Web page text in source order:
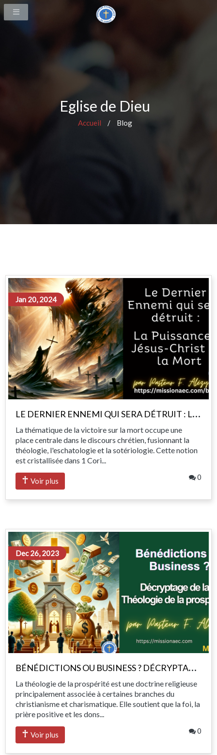
Eglise de Dieu
Accueil / Blog
L
E DERNIER ENNEMI QUI SERA DÉTRUIT : LA PUISSANCE DE JÉSUS-CHRIST SUR LA MORT
La thématique de la victoire sur la mort occupe une
place centrale dans le discours chrétien, fusionnant la
théologie, l'eschatologie et la sotériologie. Cette notion
est cristallisée dans 1 Cori...
Voir plus 0
Jan 20, 2024
B
ÉNÉDICTIONS OU BUSINESS ? DÉCRYPTAGE DE LA THÉOLOGIE DE LA PROSPÉRITÉ DANS L'ÉGLISE MODERNE
La théologie de la prospérité est une doctrine religieuse
principalement associée à certaines branches du
christianisme et charismatique. Elle soutient que la foi, la
prière positive et les dons...
Voir plus 0
Dec 26, 2023